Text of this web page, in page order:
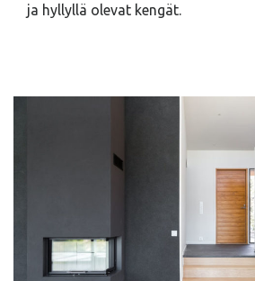
ja hyllyllä olevat kengät.